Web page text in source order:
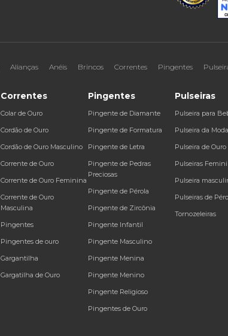
Alianças Anéis Brincos Correntes Pingentes
Correntes
Colar de Ouro
Cordão de Ouro
Cordão de Ouro Masculino
Corrente de Ouro
Corrente de Ouro Feminina
Corrente de Ouro
Masculina
Pingentes
Pingentes de ouro
Gargantilha
Gargatilha de Ouro
Pingentes
Pingente de Diamante
Pingente de Formatura
Pingente de Letra
Pingente de Pedras
Preciosas
Pingente de Pérola
Pingente de Zircônia
Pingente Infantil
Pingente Masculino
Pingente Menina
Pingente Menino
Pingente Religioso
Pingentes de Ouro
Pulseiras
Pulseira para
Pulseira da Moda
Pulseira de Ouro
Pulseiras
Pulseira
Pulseiras de
Tornozeleiras